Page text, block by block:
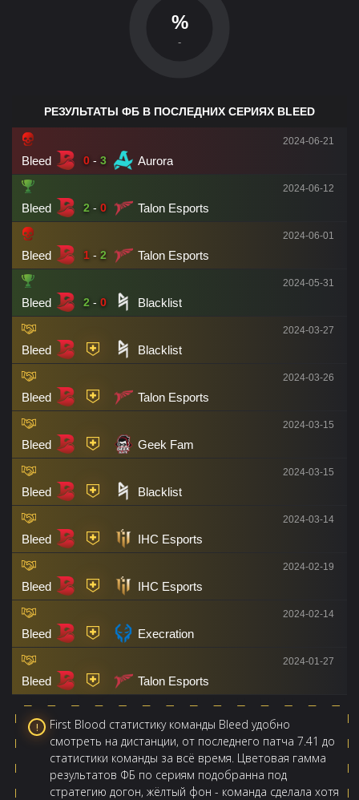
%
-
РЕЗУЛЬТАТЫ ФБ В ПОСЛЕДНИХ СЕРИЯХ BLEED
Bleed 0 - 3 Aurora
2024-06-21
Bleed 2 - 0 Talon Esports
2024-06-12
Bleed 1 - 2 Talon Esports
2024-06-01
Bleed 2 - 0 Blacklist
2024-05-31
Bleed Blacklist
2024-03-27
Bleed Talon Esports
2024-03-26
Bleed Geek Fam
2024-03-15
Bleed Blacklist
2024-03-15
Bleed IHC Esports
2024-03-14
Bleed IHC Esports
2024-02-19
Bleed Execration
2024-02-14
Bleed Talon Esports
2024-01-27
First Blood статистику команды Bleed удобно
смотреть на дистанции, от последнего патча 7.41 до
статистики команды за всё время. Цветовая гамма
результатов ФБ по сериям подобранна под
стратегию догон, жёлтый фон - команда сделала хотя